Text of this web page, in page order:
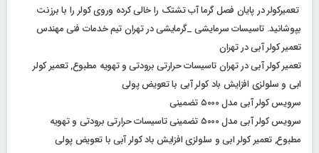
تعمیرکولر در پایان فصل گرما آب تشتک را خالی کرده وروی کولر را با برزنت
بپوشانید. تاسیسات سرمایشی _گرمایشی در تهران تیم خدمات فنی مهندس
تعمیر کولر آبی در تهران
تعمیر کولر آبی در تهران تاسیسات حرارتی برودتی و تهویه مطبوع, تعمیر کولر
ابی و سلولزی افزایش باد کولر آبی با تعویض پولی
سرویس کولر آبی مدل ۵۰۰۰ تضمینی
سرویس کولر آبی مدل ۵۰۰۰ تضمینی تاسیسات حرارتی برودتی و تهویه
مطبوع, تعمیر کولر ابی و سلولزی افزایش باد کولر آبی با تعویض پولی